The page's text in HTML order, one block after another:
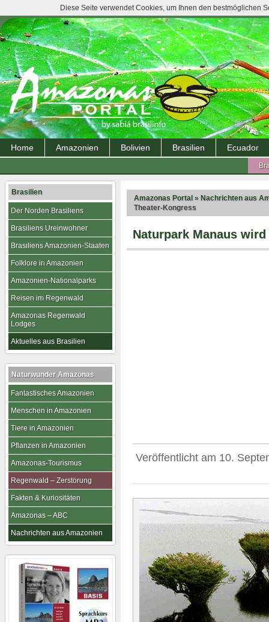
Home Amazonien Bolivien Brasilien Ecuador
Amazonas Portal » Nachrichten aus
Theater-Kongress
Naturpark Manaus
Veröffentlicht am 10.
Brasilien
Der Norden Brasiliens
Brasiliens Ureinwohner
Brasiliens Amazonien-Staaten
Folklore in Amazonien
Amazonien-Nationalparks
Reisen im Regenwald
Amazonas Regenwald
Lodges
Aktuelles aus Brasilien
Naturwunder Amazonas
Fantastisches Amazonien
Menschen in Amazonien
Tiere in Amazonien
Pflanzen in Amazonien
Amazonas-Tourismus
Regenwald – Zerstörung
Fakten & Kuriositäten
Amazonas – ABC
Nachrichten aus Amazonien
Diese Seite verwendet Cookies, um Ihnen den bestmöglichen